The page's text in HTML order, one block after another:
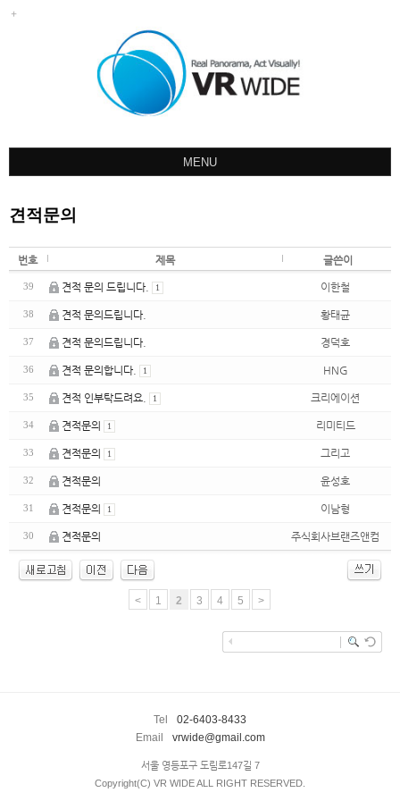
MENU
포트폴리오
견적문의
오시는길
공지사항
견적문의
번호 제목 글쓴이
39 견적 문의 드립니다. 1 이한철
38 견적 문의드립니다. 황태균
37 견적 문의드립니다. 경덕호
36 견적 문의합니다. 1 HNG
35 견적 인부탁드려요. 1 크리에이션
34 견적문의 1 리미티드
33 견적문의 1 그리고
32 견적문의 윤성호
31 견적문의 1 이남형
30 견적문의 주식회사브랜즈앤컴
< 1 2 3 4 5 >
Tel
02-6403-8433
Email
vrwide@gmail.com
서울 영등포구 도림로147길 7
Copyright(C) VR WIDE ALL RIGHT RESERVED.